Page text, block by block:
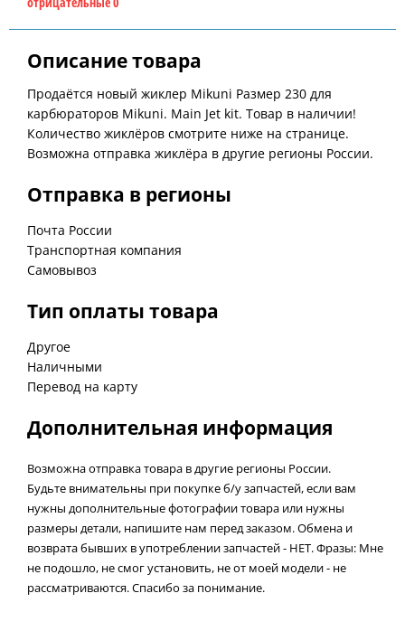
Описание товара
Продаётся новый жиклер Mikuni Размер 230 для
карбюраторов Mikuni. Main Jet kit. Товар в наличии!
Количество жиклёров смотрите ниже на странице.
Возможна отправка жиклёра в другие регионы России.
Отправка в регионы
Почта России
Транспортная компания
Самовывоз
Тип оплаты товара
Другое
Наличными
Перевод на карту
Дополнительная информация
Возможна отправка товара в другие регионы России.
Будьте внимательны при покупке б/у запчастей, если вам
нужны дополнительные фотографии товара или нужны
размеры детали, напишите нам перед заказом. Обмена и
возврата бывших в употреблении запчастей - НЕТ. Фразы: Мне
не подошло, не смог установить, не от моей модели - не
рассматриваются. Спасибо за понимание.